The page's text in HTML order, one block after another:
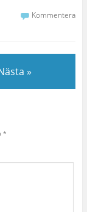
Kommentera
»
*